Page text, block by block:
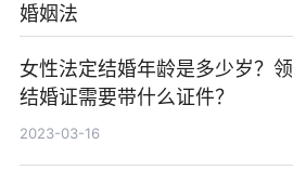
婚姻法
女性法定结婚年龄是多少岁？领
结婚证需要带什么证件？
2023-03-16